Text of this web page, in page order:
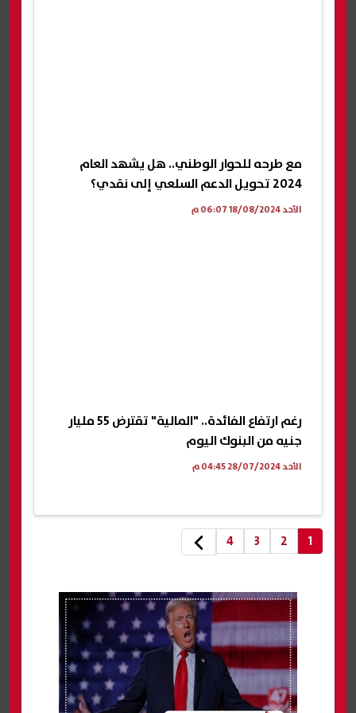
مع طرحه للحوار الوطني.. هل يشهد العام
2024 تحويل الدعم السلعي إلى نقدي؟
الأحد 18/08/2024 06:07 م
رغم ارتفاع الفائدة.. "المالية" تقترض 55 مليار
جنيه من البنوك اليوم
الأحد 28/07/2024 04:45 م
1
2
3
4